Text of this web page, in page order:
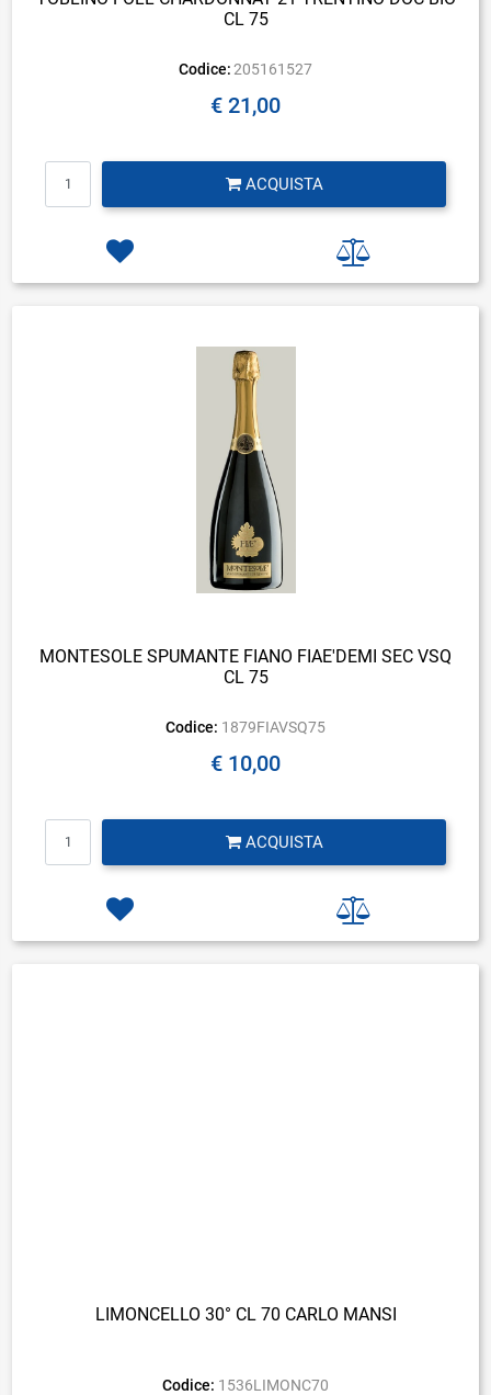
CL 75
Codice: 205161527
€ 21,00
ACQUISTA
MONTESOLE SPUMANTE FIANO FIAE'DEMI SEC VSQ
CL 75
Codice: 1879FIAVSQ75
€ 10,00
ACQUISTA
LIMONCELLO 30° CL 70 CARLO MANSI
Codice: 1536LIMONC70